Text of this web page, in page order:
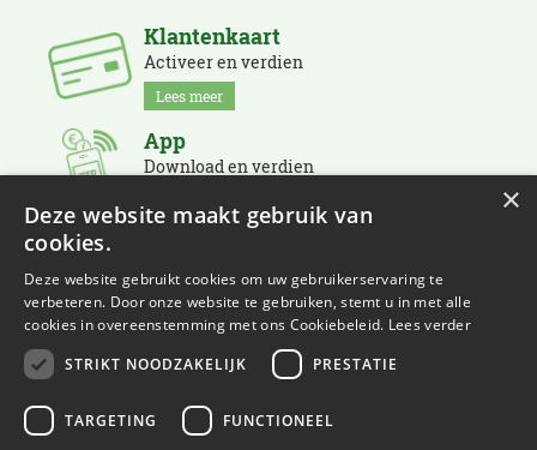
Klantenkaart
Activeer en verdien
Lees meer
App
Download en verdien
Schrijf je in en blijf op de hoogte
Lees meer
×
Deze website maakt gebruik van
cookies.
Deze website gebruikt cookies om uw gebruikerservaring te
verbeteren. Door onze website te gebruiken, stemt u in met alle
cookies in overeenstemming met ons Cookiebeleid. Lees verder
STRIKT NOODZAKELIJK
PRESTATIE
TARGETING FUNCTIONEEL